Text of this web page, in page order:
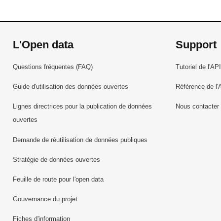
L'Open data
Questions fréquentes (FAQ)
Guide d'utilisation des données ouvertes
Lignes directrices pour la publication de données
ouvertes
Demande de réutilisation de données publiques
Stratégie de données ouvertes
Feuille de route pour l'open data
Gouvernance du projet
Fiches d'information
Support
Tutoriel de l'API
Référence de
Nous contacter